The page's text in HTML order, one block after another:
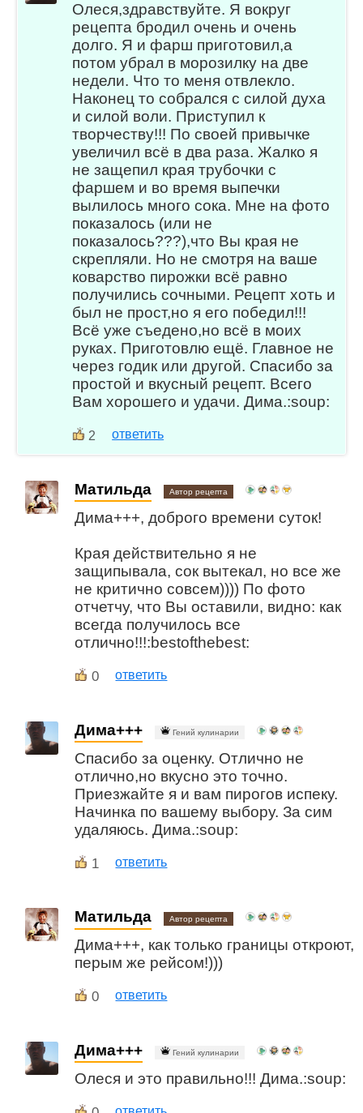
Олеся,здравствуйте. Я вокруг
рецепта бродил очень и очень
долго. Я и фарш приготовил,а
потом убрал в морозилку на две
недели. Что то меня отвлекло.
Наконец то собрался с силой духа
и силой воли. Приступил к
творчеству!!! По своей привычке
увеличил всё в два раза. Жалко я
не защепил края трубочки с
фаршем и во время выпечки
вылилось много сока. Мне на фото
показалось (или не
показалось???),что Вы края не
скрепляли. Но не смотря на ваше
коварство пирожки всё равно
получились сочными. Рецепт хоть и
был не прост,но я его победил!!!
Всё уже съедено,но всё в моих
руках. Приготовлю ещё. Главное не
через годик или другой. Спасибо за
простой и вкусный рецепт. Всего
Вам хорошего и удачи. Дима.:soup:
2 ответить
Матильда Автор рецепта
Дима+++, доброго времени суток!
Края действительно я не
защипывала, сок вытекал, но все же
не критично совсем)))) По фото
отчетчу, что Вы оставили, видно: как
всегда получилось все
отлично!!!:bestofthebest:
0 ответить
Дима+++ Гений кулинарии
Спасибо за оценку. Отлично не
отлично,но вкусно это точно.
Приезжайте я и вам пирогов испеку.
Начинка по вашему выбору. За сим
удаляюсь. Дима.:soup:
1 ответить
Матильда Автор рецепта
Дима+++, как только границы откроют,
перым же рейсом!)))
0 ответить
Дима+++ Гений кулинарии
Олеся и это правильно!!! Дима.:soup: